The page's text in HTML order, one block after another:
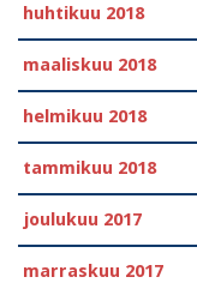
huhtikuu 2018
maaliskuu 2018
helmikuu 2018
tammikuu 2018
joulukuu 2017
marraskuu 2017